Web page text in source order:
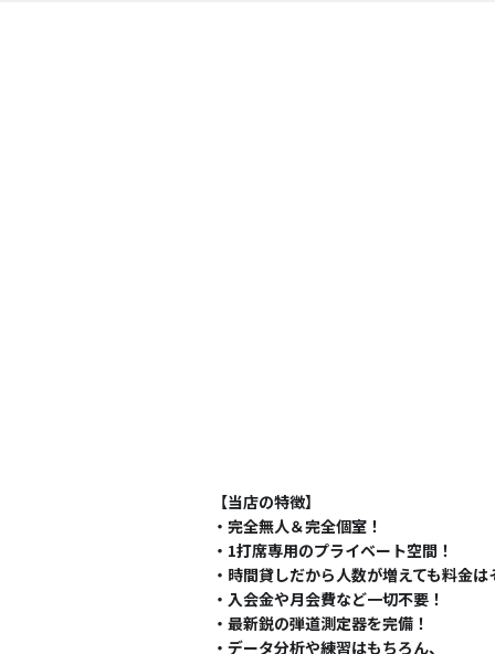
【当店の特徴】
・完全無人＆完全個室！
・1打席専用のプライベート空間！
・時間貸しだから人数が増えても料金は
・入会金や月会費など一切不要！
・最新鋭の弾道測定器を完備！
・データ分析や練習はもちろん、